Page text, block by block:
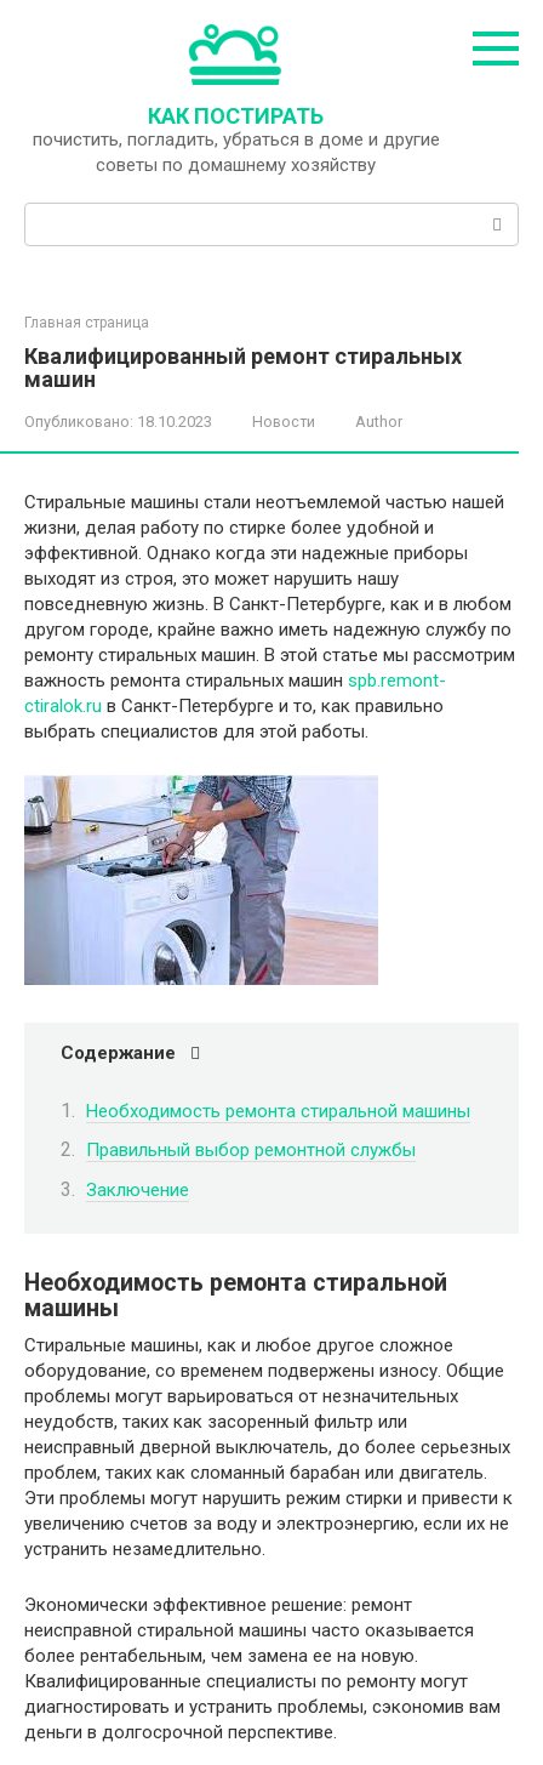
КАК ПОСТИРАТЬ
почистить, погладить, убраться в доме и другие
советы по домашнему хозяйству
Главная страница
Квалифицированный ремонт стиральных
машин
Опубликовано: 18.10.2023 Новости Author
Стиральные машины стали неотъемлемой частью нашей
жизни, делая работу по стирке более удобной и
эффективной. Однако когда эти надежные приборы
выходят из строя, это может нарушить нашу
повседневную жизнь. В Санкт-Петербурге, как и в любом
другом городе, крайне важно иметь надежную службу по
ремонту стиральных машин. В этой статье мы рассмотрим
важность ремонта стиральных машин spb.remont-
ctiralok.ru в Санкт-Петербурге и то, как правильно
выбрать специалистов для этой работы.
Содержание
Необходимость ремонта стиральной машины
Правильный выбор ремонтной службы
Заключение
Необходимость ремонта стиральной
машины
Стиральные машины, как и любое другое сложное
оборудование, со временем подвержены износу. Общие
проблемы могут варьироваться от незначительных
неудобств, таких как засоренный фильтр или
неисправный дверной выключатель, до более серьезных
проблем, таких как сломанный барабан или двигатель.
Эти проблемы могут нарушить режим стирки и привести к
увеличению счетов за воду и электроэнергию, если их не
устранить незамедлительно.
Экономически эффективное решение: ремонт
неисправной стиральной машины часто оказывается
более рентабельным, чем замена ее на новую.
Квалифицированные специалисты по ремонту могут
диагностировать и устранить проблемы, сэкономив вам
деньги в долгосрочной перспективе.